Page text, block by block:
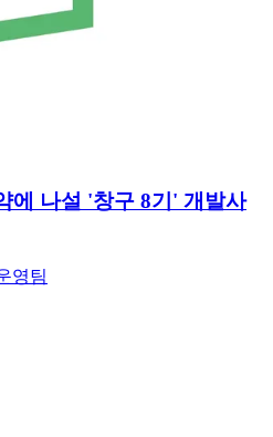
에 나설 '창구 8기' 개발사
영팀